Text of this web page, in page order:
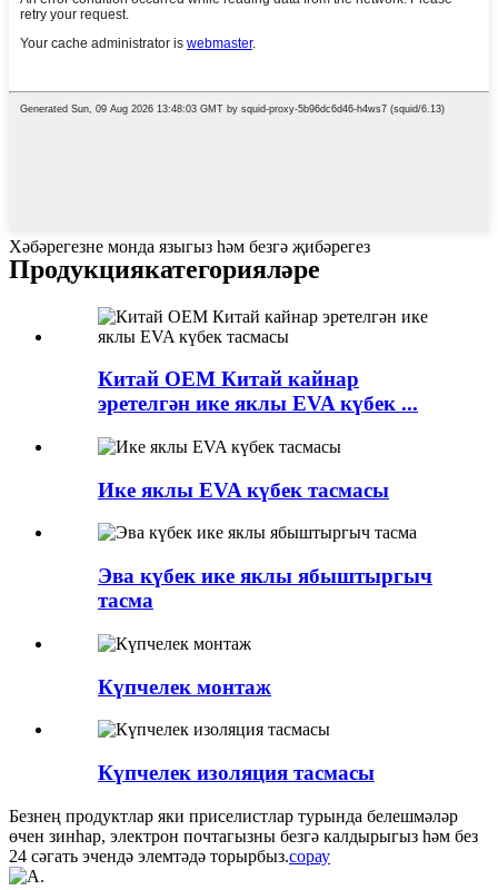
Хәбәрегезне монда языгыз һәм безгә җибәрегез
Продукциякатегорияләре
Китай OEM Китай кайнар
эретелгән ике яклы EVA күбек ...
Ике яклы EVA күбек тасмасы
Эва күбек ике яклы ябыштыргыч
тасма
Күпчелек монтаж
Күпчелек изоляция тасмасы
Безнең продуктлар яки приселистлар турында белешмәләр
өчен зинһар, электрон почтагызны безгә калдырыгыз һәм без
24 сәгать эчендә элемтәдә торырбыз.сорау